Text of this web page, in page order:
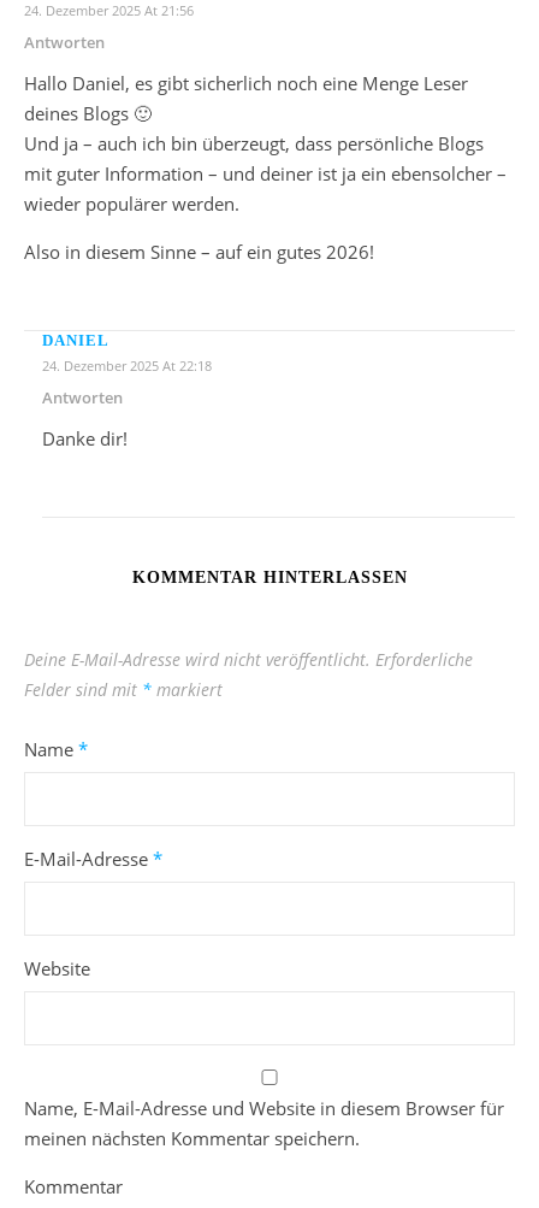
24. Dezember 2025 At 21:56
Antworten
Hallo Daniel, es gibt sicherlich noch eine Menge Leser
deines Blogs 🙂
Und ja – auch ich bin überzeugt, dass persönliche Blogs
mit guter Information – und deiner ist ja ein ebensolcher –
wieder populärer werden.
Also in diesem Sinne – auf ein gutes 2026!
DANIEL
24. Dezember 2025 At 22:18
Antworten
Danke dir!
KOMMENTAR HINTERLASSEN
Deine E-Mail-Adresse wird nicht veröffentlicht. Erforderliche
Felder sind mit * markiert
Name *
E-Mail-Adresse *
Website
Name, E-Mail-Adresse und Website in diesem Browser für
meinen nächsten Kommentar speichern.
Kommentar